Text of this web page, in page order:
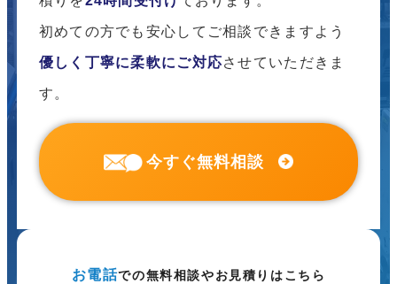
初めての方でも安心してご相談できますよう
優しく丁寧に柔軟にご対応させていただきま
す。
今すぐ無料相談
お電話での無料相談やお見積りはこちら